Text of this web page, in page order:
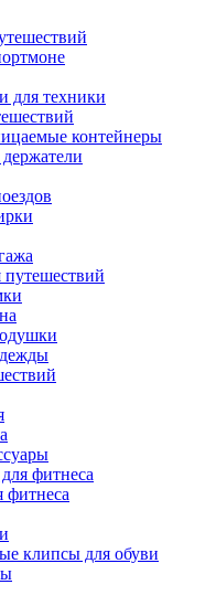
для техники
контейнеры
путешествий
фитнеса
фитнеса
клипсы для обуви